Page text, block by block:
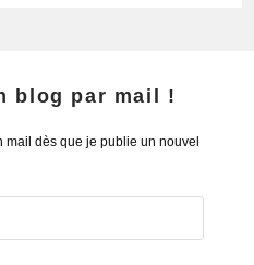
blog par mail !
dès que je publie un nouvel